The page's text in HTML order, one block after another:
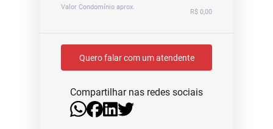
Valor Condomínio aprox.
R$ 0,00
Quero falar com um atendente
Compartilhar nas redes sociais